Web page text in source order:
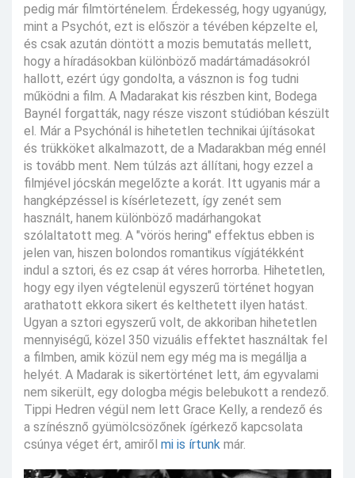
pedig már filmtörténelem. Érdekesség, hogy ugyanúgy,
mint a Psychót, ezt is először a tévében képzelte el,
és csak azután döntött a mozis bemutatás mellett,
hogy a híradásokban különböző madártámadásokról
hallott, ezért úgy gondolta, a vásznon is fog tudni
működni a film. A Madarakat kis részben kint, Bodega
Baynél forgatták, nagy része viszont stúdióban készült
el. Már a Psychónál is hihetetlen technikai újításokat
és trükköket alkalmazott, de a Madarakban még ennél
is tovább ment. Nem túlzás azt állítani, hogy ezzel a
filmjével jócskán megelőzte a korát. Itt ugyanis már a
hangképzéssel is kísérletezett, így zenét sem
használt, hanem különböző madárhangokat
szólaltatott meg. A "vörös hering" effektus ebben is
jelen van, hiszen bolondos romantikus vígjátékként
indul a sztori, és ez csap át véres horrorba. Hihetetlen,
hogy egy ilyen végtelenül egyszerű történet hogyan
arathatott ekkora sikert és kelthetett ilyen hatást.
Ugyan a sztori egyszerű volt, de akkoriban hihetetlen
mennyiségű, közel 350 vizuális effektet használtak fel
a filmben, amik közül nem egy még ma is megállja a
helyét. A Madarak is sikertörténet lett, ám egyvalami
nem sikerült, egy dologba mégis belebukott a rendező.
Tippi Hedren végül nem lett Grace Kelly, a rendező és
a színésznő gyümölcsözőnek ígérkező kapcsolata
csúnya véget ért, amiről mi is írtunk már.